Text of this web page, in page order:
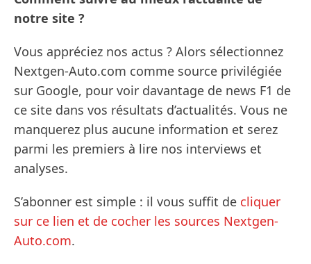
notre site ?
Vous appréciez nos actus ? Alors sélectionnez
Nextgen-Auto.com comme source privilégiée
sur Google, pour voir davantage de news F1 de
ce site dans vos résultats d’actualités. Vous ne
manquerez plus aucune information et serez
parmi les premiers à lire nos interviews et
analyses.
S’abonner est simple : il vous suffit de cliquer
sur ce lien et de cocher les sources Nextgen-
Auto.com.